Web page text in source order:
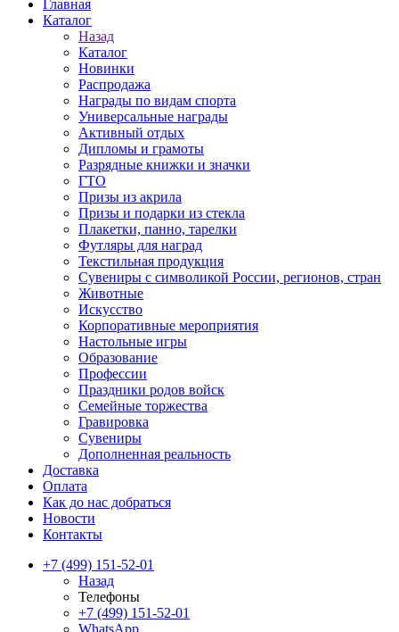
Главная
Каталог
Назад
Каталог
Новинки
Распродажа
Награды по видам спорта
Универсальные награды
Активный отдых
Дипломы и грамоты
Разрядные книжки и значки
ГТО
Призы из акрила
Призы и подарки из стекла
Плакетки, панно, тарелки
Футляры для наград
Текстильная продукция
Сувениры с символикой России, регионов, стран
Животные
Искусство
Корпоративные мероприятия
Настольные игры
Образование
Профессии
Праздники родов войск
Семейные торжества
Гравировка
Сувениры
Дополненная реальность
Доставка
Оплата
Как до нас добраться
Новости
Контакты
+7 (499) 151-52-01
Назад
Телефоны
+7 (499) 151-52-01
WhatsApp